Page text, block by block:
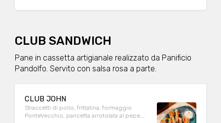
CLUB SANDWICH
Pane in cassetta artigianale realizzato da Panificio
Pandolfo. Servito con salsa rosa a parte.
CLUB JOHN
Straccetti di pollo, frittatina, formaggio
PonteVecchio, pancetta arrotolata al pepe,